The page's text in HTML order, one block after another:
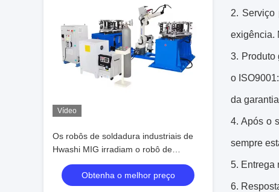
Vídeo
Os robôs de soldadura industriais de
Hwashi MIG irradiam o robô de
soldadura para o quadro da
cremalheira do armazenamento
Obtenha o melhor preço
2. Serviço
exigência.
3. Produto
o
da
4. Após o
sempre
5. Entrega
6.